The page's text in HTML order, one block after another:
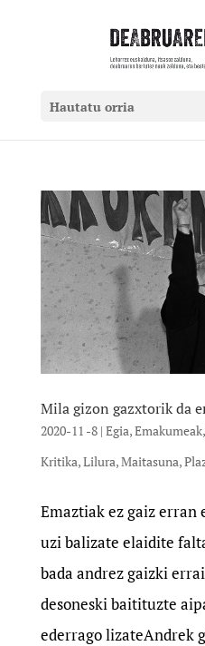
Hautatu orria
Mila gizon gazxtorik da
2020-11 -8| Egia,Emakumeak,
Kritika,Lilura,Maitasuna,
Emaztiak ez gaiz erran
uzi balizate elaidite
bada andrez gaizki
desoneski baitituzte
ederrago lizateAndrek